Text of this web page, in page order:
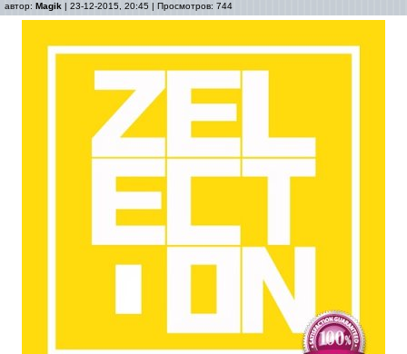
автор: Magik | 23-12-2015, 20:45 | Просмотров: 744